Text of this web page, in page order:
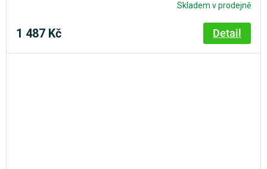
Skladem v prodejně
1 487 Kč Detail